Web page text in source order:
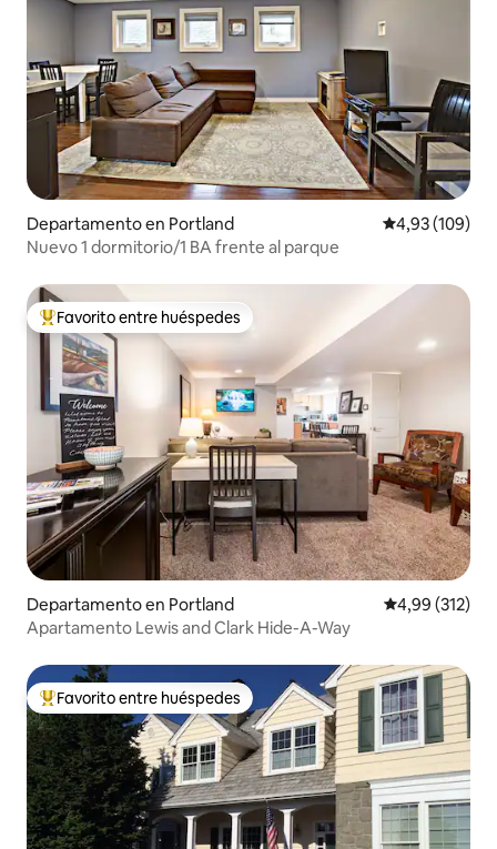
Departamento en Portland Calificación
4,93 (109)
Nuevo 1 dormitorio/1 BA frente al parque
Favorito entre los huéspedes más destacados
Favorito entre huéspedes
Departamento en Portland Calificación
4,99 (312)
Apartamento Lewis and Clark Hide-A-Way
Favorito entre los huéspedes más destacados
Favorito entre huéspedes